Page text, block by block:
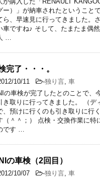
ー）」が納車されたということ
ら、早速見に行ってきました。
車ですね♪ そして、たまたま偶
…
完了・・・。
10/11 -独り言 車
の車検が完了したとのことで、
き取りに行ってきました。 （デ
、預けに行くのも引き取りに行
（＾＾；） 点検・交換作業に特
です …
の車検（2回目）
10/07 -独り言 車